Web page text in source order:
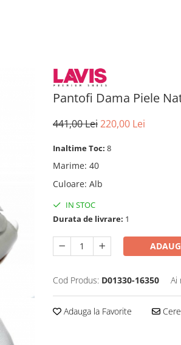
Pantofi Dama Piele
441,00 Lei220,00 Lei
Inaltime Toc: 8
Marime: 40
Culoare: Alb
IN STOC
Durata de livrare: 1
Cod Produs: D01330-16350 Ai
Adauga la Favorite